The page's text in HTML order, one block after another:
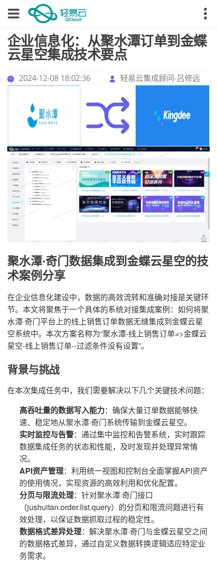
企业信息化：从聚水潭订单到金蝶
云星空集成技术要点
2024-12-08 18:02:36 轻易云集成顾问-吕修远
聚水潭·奇门数据集成到金蝶云星空的技
术案例分享
在企业信息化建设中，数据的高效流转和准确对接是关键环
节。本文将聚焦于一个具体的系统对接集成案例：如何将聚
水潭·奇门平台上的线上销售订单数据无缝集成到金蝶云星
空系统中。本次方案名称为“聚水潭-线上销售订单=>金蝶云
星空-线上销售订单--过滤条件没有设置”。
背景与挑战
在本次集成任务中，我们需要解决以下几个关键技术问题：
高吞吐量的数据写入能力：确保大量订单数据能够快
速、稳定地从聚水潭·奇门系统传输到金蝶云星空。
实时监控与告警：通过集中监控和告警系统，实时跟踪
数据集成任务的状态和性能，及时发现并处理异常情
况。
API资产管理：利用统一视图和控制台全面掌握API资产
的使用情况，实现资源的高效利用和优化配置。
分页与限流处理：针对聚水潭·奇门接口
（jushuitan.order.list.query）的分页和限流问题进行有
效处理，以保证数据抓取过程的稳定性。
数据格式差异处理：解决聚水潭·奇门与金蝶云星空之间
的数据格式差异，通过自定义数据转换逻辑适应特定业
务需求。